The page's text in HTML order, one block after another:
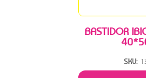
BASTIDOR
SKU: